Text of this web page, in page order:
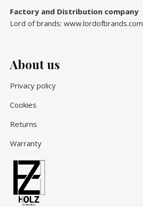
Factory and Distribution company
Lord of brands: www.lordofbrands.com
About us
Privacy policy
Cookies
Returns
Warranty